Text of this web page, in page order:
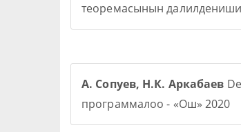
теоремасынын далилдениши
А. Сопуев, Н.К. Аркабаев
программалоо - «Ош» 2020